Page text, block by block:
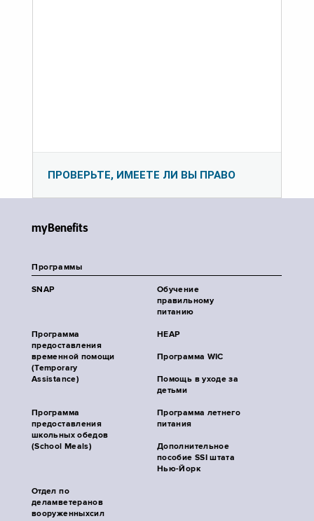
ПРОВЕРЬТЕ, ИМЕЕТЕ ЛИ ВЫ ПРАВО
myBenefits
Программы
SNAP
Обучение
правильному
питанию
Программа
предоставления
временной помощи
(Temporary
Assistance)
HEAP
Программа WIC
Помощь в уходе за
детьми
Программа
предоставления
школьных обедов
(School Meals)
Программа летнего
питания
Дополнительное
пособие SSI штата
Нью-Йорк
Отдел по
деламветеранов
вооруженныхсил